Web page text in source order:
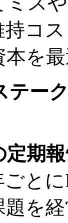
コ
本を
テー
定期
ごと
題を